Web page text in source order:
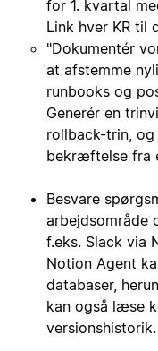
for 1. kvartal
Link hver KR til
"Dokumentér
at afstemme
runbooks og
Generér en
rollback-trin,
bekræftelse fra
Besvare
arbejdsområde
f.eks. Slack via
Notion Agent
databaser,
kan også læse
versionshistorik.